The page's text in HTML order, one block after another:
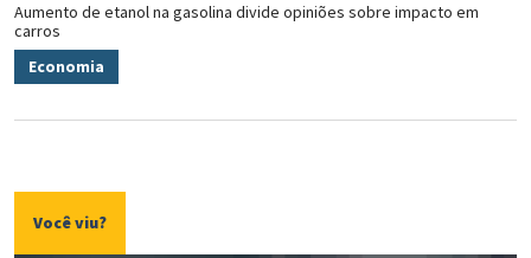
Aumento de etanol na gasolina divide opiniões sobre impacto em
carros
Economia
Você viu?